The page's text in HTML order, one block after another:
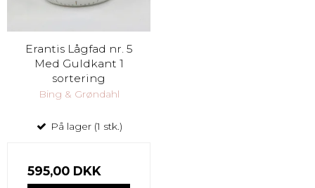
Erantis Lågfad nr. 5
Med Guldkant 1
sortering
Bing & Grøndahl
På lager (1 stk.)
595,00 DKK